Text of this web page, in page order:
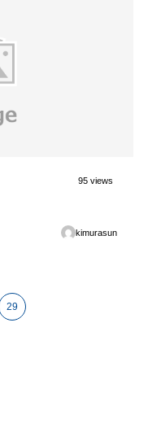
95 views
kimurasun
29